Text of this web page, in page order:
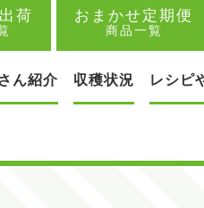
ん紹介 収穫状況 レシピ
荷 おまかせ定期便
商品一覧